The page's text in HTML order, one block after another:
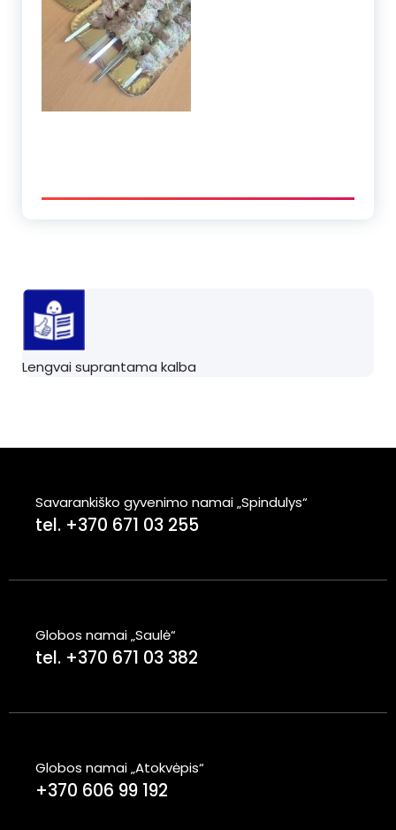
Lengvai suprantama kalba
Savarankiško gyvenimo namai „Spindulys“
tel. +370 671 03 255
Globos namai „Saulė“
tel. +370 671 03 382
Globos namai „Atokvėpis“
+370 606 99 192